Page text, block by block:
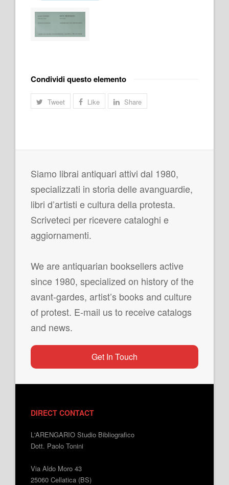
Condividi questo elemento
Tweet Like Share
Siamo librai antiquari attivi dal 1980,
specializzati in storia delle avanguardie,
libri d’artisti e cultura della protesta.
Scriveteci per ricevere cataloghi e
aggiornamenti.
We are antiquarian booksellers active
since 1980, specialized on history of the
avant-gardes, artist’s books and culture
of protest. E-mail us to receive catalogs
and news.
Get In Touch
DIRECT CONTACT
L'ARENGARIO Studio Bibliografico
Dott. Paolo Tonini
Via Aldo Moro 43
25060 Cellatica (BS)